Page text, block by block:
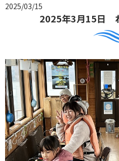
2025/03/15
2025年3月15日